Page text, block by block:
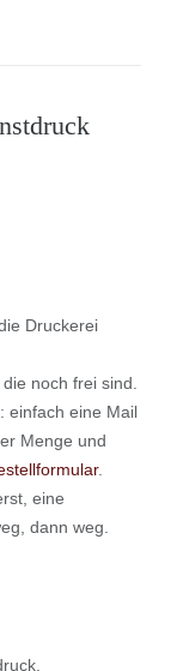
Druckerei
noch frei sind.
einfach eine Mail
Menge und
.
eine
dann weg.